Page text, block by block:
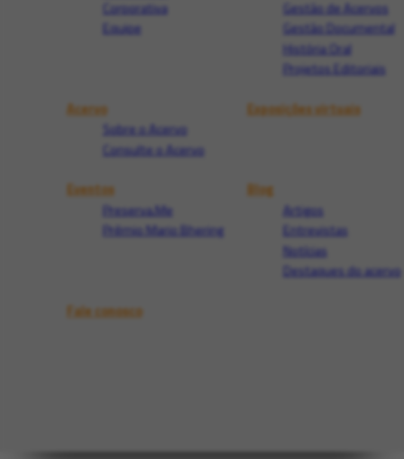
Corporativa
Equipe
Gestão de Acervos
Gestão Documental
História Oral
Projetos Editoriais
Acervo
Sobre o Acervo
Consulte o Acervo
Exposições virtuais
Eventos
Preserva.Me
Prêmio Mario Bhering
Blog
Artigos
Entrevistas
Notícias
Destaques do acervo
Fale conosco